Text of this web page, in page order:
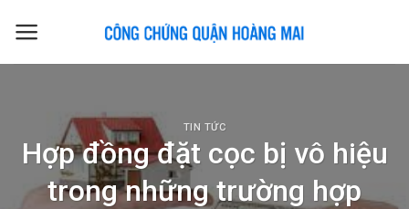
TIN TỨC
Hợp đồng đặt cọc bị vô hiệu
trong những trường hợp